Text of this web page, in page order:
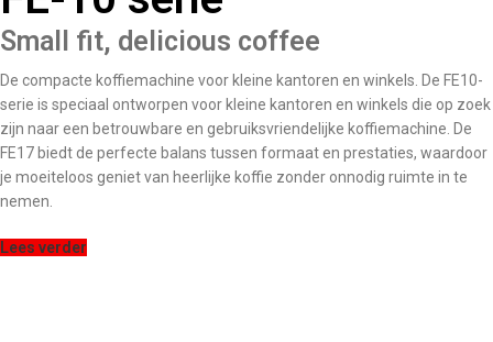
Small fit, delicious coffee
De compacte koffiemachine voor kleine kantoren en winkels. De FE10-
serie is speciaal ontworpen voor kleine kantoren en winkels die op zoek
zijn naar een betrouwbare en gebruiksvriendelijke koffiemachine. De
FE17 biedt de perfecte balans tussen formaat en prestaties, waardoor
je moeiteloos geniet van heerlijke koffie zonder onnodig ruimte in te
nemen.
Lees verder